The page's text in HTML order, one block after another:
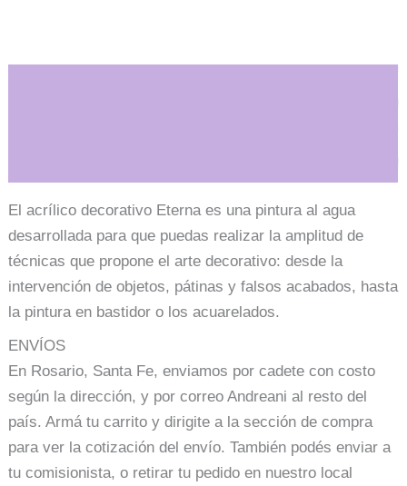
El acrílico decorativo Eterna es una pintura al agua
desarrollada para que puedas realizar la amplitud de
técnicas que propone el arte decorativo: desde la
intervención de objetos, pátinas y falsos acabados, hasta
la pintura en bastidor o los acuarelados.
ENVÍOS
En Rosario, Santa Fe, enviamos por cadete con costo
según la dirección, y por correo Andreani al resto del
país. Armá tu carrito y dirigite a la sección de compra
para ver la cotización del envío. También podés enviar a
tu comisionista, o retirar tu pedido en nuestro local